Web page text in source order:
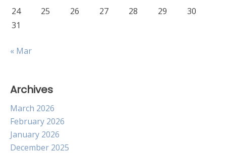
24
25 26 27 28 29
30
31
« Mar
Archives
March 2026
February 2026
January 2026
December 2025